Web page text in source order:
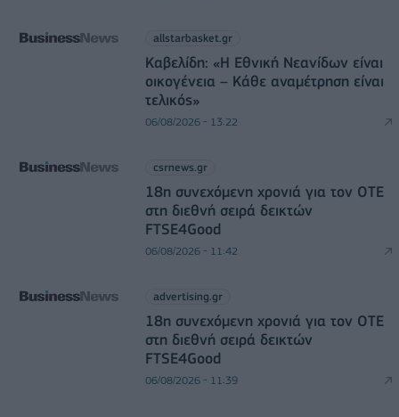
allstarbasket.gr
Καβελίδη: «Η Εθνική Νεανίδων είναι
οικογένεια – Κάθε αναμέτρηση είναι
τελικός»
06/08/2026 - 13:22
csrnews.gr
18η συνεχόμενη χρονιά για τον ΟΤΕ
στη διεθνή σειρά δεικτών
FTSE4Good
06/08/2026 - 11:42
advertising.gr
18η συνεχόμενη χρονιά για τον ΟΤΕ
στη διεθνή σειρά δεικτών
FTSE4Good
06/08/2026 - 11:39